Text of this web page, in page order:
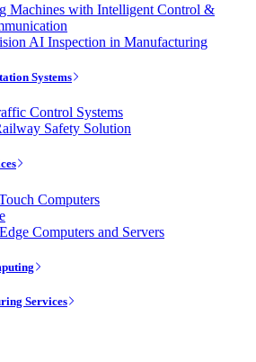
Machines with Intelligent Control &
AI Inspection in Manufacturing
Systems
Control Systems
Safety Solution
Computers
Computers and Servers
Services